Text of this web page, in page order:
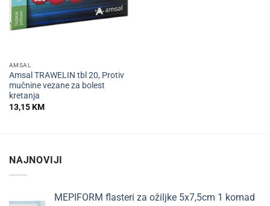
AMSAL
Amsal TRAWELIN tbl 20, Protiv
mučnine vezane za bolest
kretanja
13,15KM
NAJNOVIJI
MEPIFORM flasteri za ožiljke 5x7,5cm 1 komad